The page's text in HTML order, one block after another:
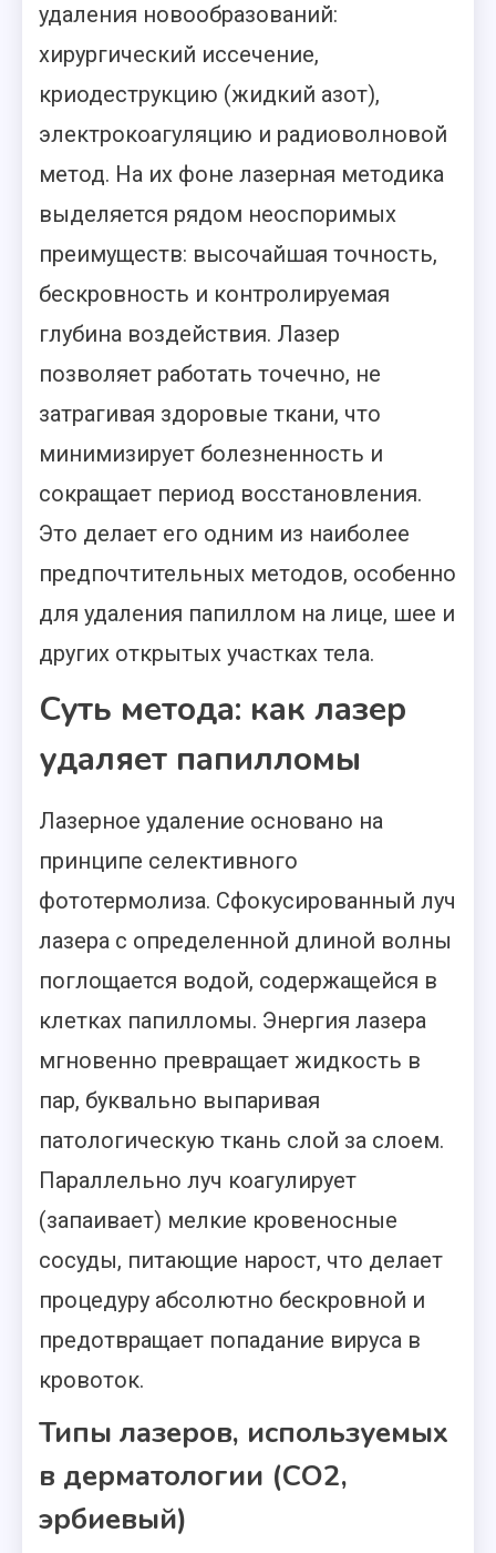
удаления новообразований:
хирургический иссечение,
криодеструкцию (жидкий азот),
электрокоагуляцию и радиоволновой
метод. На их фоне лазерная методика
выделяется рядом неоспоримых
преимуществ: высочайшая точность,
бескровность и контролируемая
глубина воздействия. Лазер
позволяет работать точечно, не
затрагивая здоровые ткани, что
минимизирует болезненность и
сокращает период восстановления.
Это делает его одним из наиболее
предпочтительных методов, особенно
для удаления папиллом на лице, шее и
других открытых участках тела.
Суть метода: как лазер
удаляет папилломы
Лазерное удаление основано на
принципе селективного
фототермолиза. Сфокусированный луч
лазера с определенной длиной волны
поглощается водой, содержащейся в
клетках папилломы. Энергия лазера
мгновенно превращает жидкость в
пар, буквально выпаривая
патологическую ткань слой за слоем.
Параллельно луч коагулирует
(запаивает) мелкие кровеносные
сосуды, питающие нарост, что делает
процедуру абсолютно бескровной и
предотвращает попадание вируса в
кровоток.
Типы лазеров, используемых
в дерматологии (СО2,
эрбиевый)